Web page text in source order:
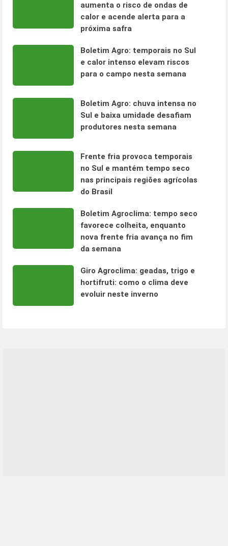
aumenta o risco de ondas de
calor e acende alerta para a
próxima safra
Boletim Agro: temporais no Sul
e calor intenso elevam riscos
para o campo nesta semana
Boletim Agro: chuva intensa no
Sul e baixa umidade desafiam
produtores nesta semana
Frente fria provoca temporais
no Sul e mantém tempo seco
nas principais regiões agrícolas
do Brasil
Boletim Agroclima: tempo seco
favorece colheita, enquanto
nova frente fria avança no fim
da semana
Giro Agroclima: geadas, trigo e
hortifruti: como o clima deve
evoluir neste inverno